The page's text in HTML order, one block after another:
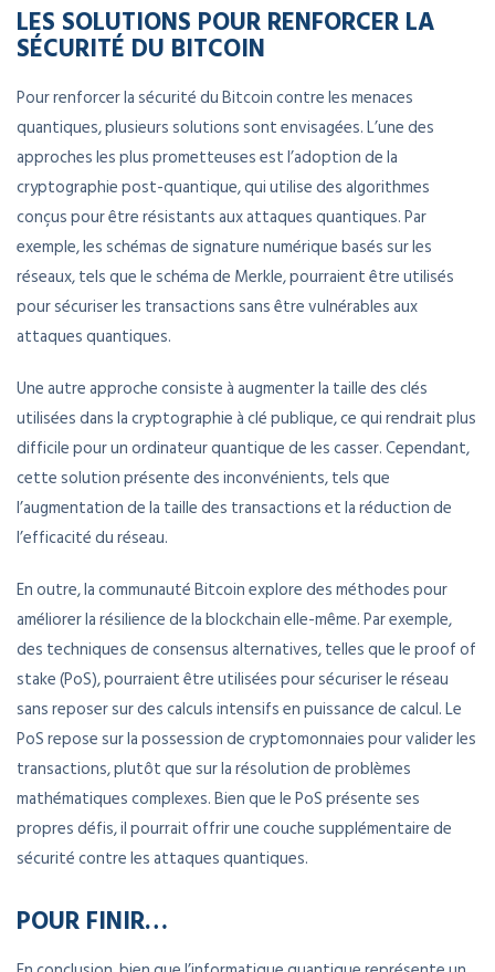
LES SOLUTIONS POUR RENFORCER LA
SÉCURITÉ DU BITCOIN
Pour renforcer la sécurité du Bitcoin contre les menaces
quantiques, plusieurs solutions sont envisagées. L’une des
approches les plus prometteuses est l’adoption de la
cryptographie post-quantique, qui utilise des algorithmes
conçus pour être résistants aux attaques quantiques. Par
exemple, les schémas de signature numérique basés sur les
réseaux, tels que le schéma de Merkle, pourraient être utilisés
pour sécuriser les transactions sans être vulnérables aux
attaques quantiques.
Une autre approche consiste à augmenter la taille des clés
utilisées dans la cryptographie à clé publique, ce qui rendrait plus
difficile pour un ordinateur quantique de les casser. Cependant,
cette solution présente des inconvénients, tels que
l’augmentation de la taille des transactions et la réduction de
l’efficacité du réseau.
En outre, la communauté Bitcoin explore des méthodes pour
améliorer la résilience de la blockchain elle-même. Par exemple,
des techniques de consensus alternatives, telles que le proof of
stake (PoS), pourraient être utilisées pour sécuriser le réseau
sans reposer sur des calculs intensifs en puissance de calcul. Le
PoS repose sur la possession de cryptomonnaies pour valider les
transactions, plutôt que sur la résolution de problèmes
mathématiques complexes. Bien que le PoS présente ses
propres défis, il pourrait offrir une couche supplémentaire de
sécurité contre les attaques quantiques.
POUR FINIR…